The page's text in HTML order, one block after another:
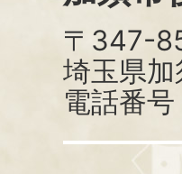
〒347-
埼玉県加
電話番